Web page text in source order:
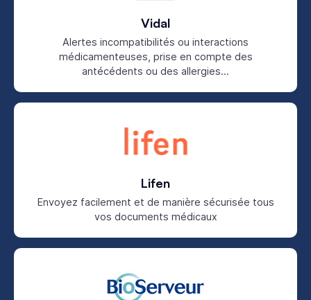
Vidal
Alertes incompatibilités ou interactions
médicamenteuses, prise en compte des
antécédents ou des allergies...
Lifen
Envoyez facilement et de manière sécurisée tous
vos documents médicaux